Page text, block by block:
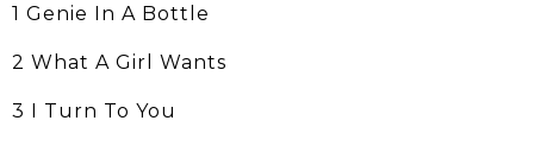
1 Genie In A Bottle
2 What A Girl Wants
3 I Turn To You